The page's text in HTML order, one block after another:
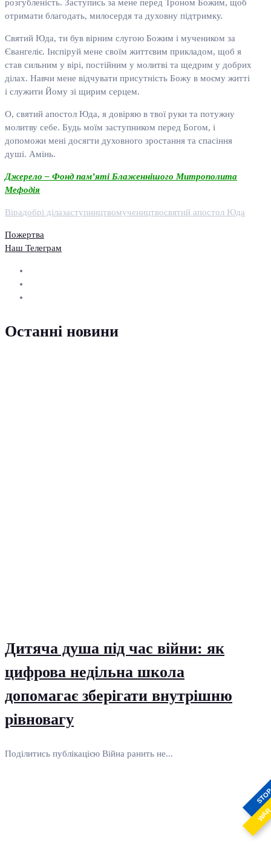
розгубленість. Заступись за мене перед Троном Божим, щоб
отримати благодать, милосердя та духовну підтримку.
Святий Юда, ти був вірним слугою Божим і мучеником за
Євангеліє. Інспіруй мене своїм життєвим прикладом, щоб я
став сильним у вірі, постійним у молитві та щедрим у добрих
ділах. Навчи мене відчувати присутність Божу в моєму житті
і служити Йому зі щирим серцем.
О, святий апостол Юда, я довіряю в твої руки та потужну
молитву себе. Будь моїм заступником перед Богом, і
допоможи мені досягти духовного зростання та спасіння
душі. Амінь.
Джерело – Фонд пам’яті Блаженнішого Митрополита
Мефодія
Вірадобрі ділазаступництвомучеництвосвятий апостол Юда
Пожертва
Наш Телеграм
Останні новини
Дитяча душа під час війни: як
цифрова недільна школа
допомагає зберігати внутрішню
рівновагу
Поділитись публікацією Війна ранить не...